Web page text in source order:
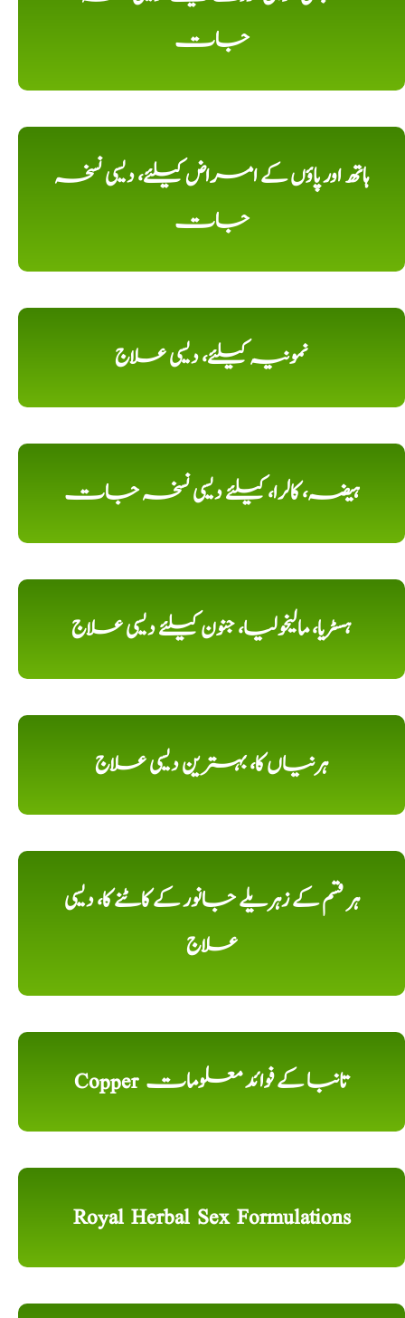
جات
ہاتھ اور پاؤں کے امراض کیلئے، دیسی نسخہ
جات
نمونیہ کیلئے، دیسی علاج
ہیضہ، کالرا، کیلئے دیسی نسخہ جات
ہسٹریا، مالیخولیا، جنون کیلئے دیسی علاج
ہرنیاں کا، بہترین دیسی علاج
ہر قسم کے زہریلے جانور کے کاٹنے کا، دیسی
علاج
Copper تانبا کے فوائد معلومات
Royal Herbal Sex Formulations